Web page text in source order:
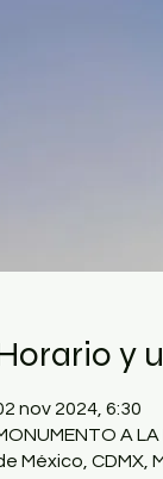
y
nov 2024, 6:30
A
México, CDMX,